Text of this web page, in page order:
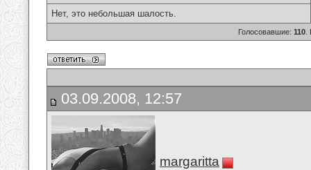
Нет, это небольшая шалость.
Голосовавшие: 110
03.09.2008, 12:57
margaritta